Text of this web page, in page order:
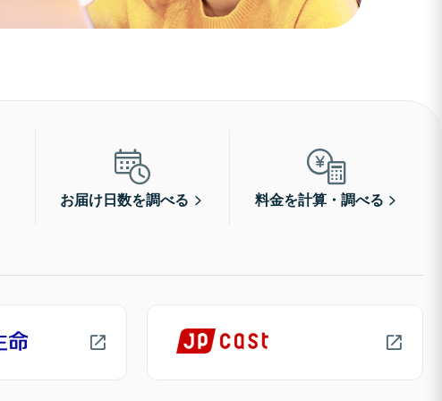
お届け日数を調べる 料金を計算・調べる